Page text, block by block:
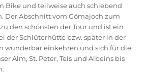
Bike und teilweise auch schiebend
Der Abschnitt vom Gömajoch zum
den schönsten der Tour und ist ein
der Schlüterhütte bzw. später in der
wunderbar einkehren und sich für die
Alm, St. Peter, Teis und Albeins bis